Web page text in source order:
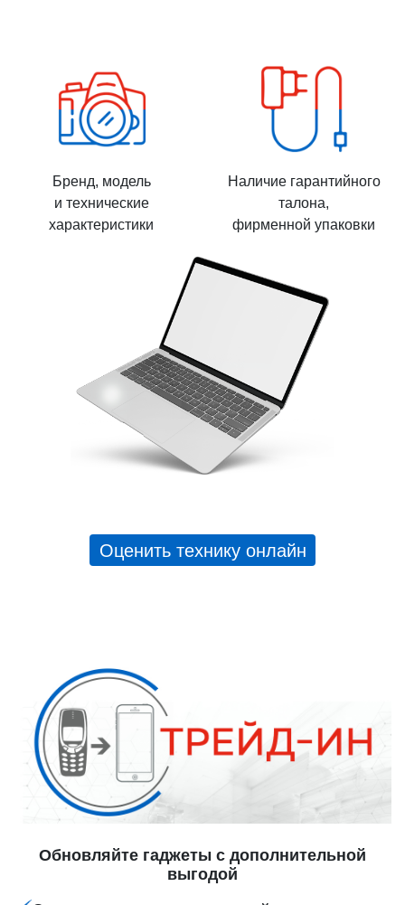
Бренд, модель
и технические
характеристики
Наличие гарантийного
талона,
фирменной упаковки
Оценить технику онлайн
Обновляйте гаджеты с дополнительной
выгодой